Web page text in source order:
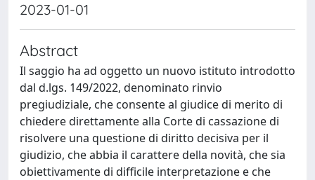
2023-01-01
Abstract
Il saggio ha ad oggetto un nuovo istituto introdotto
dal d.lgs. 149/2022, denominato rinvio
pregiudiziale, che consente al giudice di merito di
chiedere direttamente alla Corte di cassazione di
risolvere una questione di diritto decisiva per il
giudizio, che abbia il carattere della novità, che sia
obiettivamente di difficile interpretazione e che